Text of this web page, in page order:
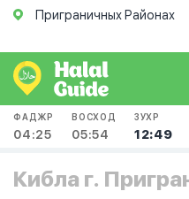
Приграничных Районах
ФАДЖР
04:25
ВОСХОД
05:54
ЗУХР
12:49
Кибла г.